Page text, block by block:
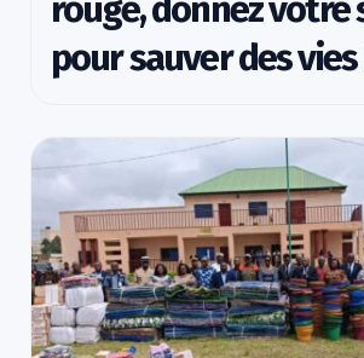
rouge, donnez votre
pour sauver des vies